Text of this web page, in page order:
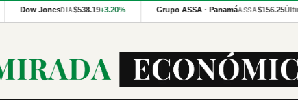
Dow JonesDIA$538.19+3.20% Grupo ASSA · PanamáASSA$156.25